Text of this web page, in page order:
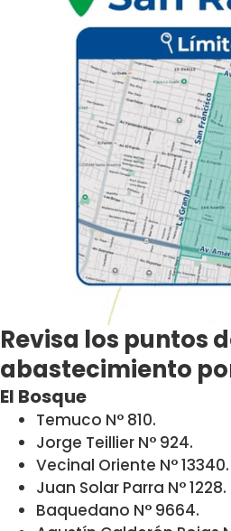
Revisa los puntos
abastecimiento
El Bosque
Temuco N° 810.
Jorge Teillier N° 924.
Vecinal Oriente N° 13340.
Juan Solar Parra N° 1228.
Baquedano N° 9664.